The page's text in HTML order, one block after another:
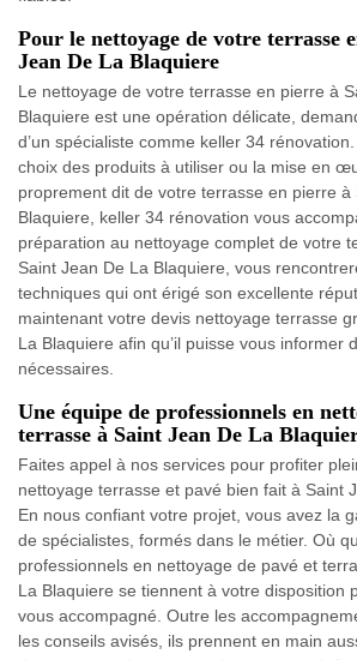
Pour le nettoyage de votre terrasse
Jean De La Blaquiere
Le nettoyage de votre terrasse en pierre à
Blaquiere est une opération délicate,
d’un spécialiste comme keller 34
choix des produits à utiliser ou la mise en
proprement dit de votre terrasse en pierre à
Blaquiere, keller 34 rénovation vous
préparation au nettoyage complet de votre
Saint Jean De La Blaquiere, vous
techniques qui ont érigé son excellente
maintenant votre devis nettoyage terrasse
La Blaquiere afin qu’il puisse vous informer
nécessaires.
Une équipe de professionnels en
terrasse à Saint Jean De La
Faites appel à nos services pour profiter
nettoyage terrasse et pavé bien fait à Saint
En nous confiant votre projet, vous avez la
de spécialistes, formés dans le métier. Où
professionnels en nettoyage de pavé et
La Blaquiere se tiennent à votre disposition
vous accompagné. Outre les
les conseils avisés, ils prennent en main